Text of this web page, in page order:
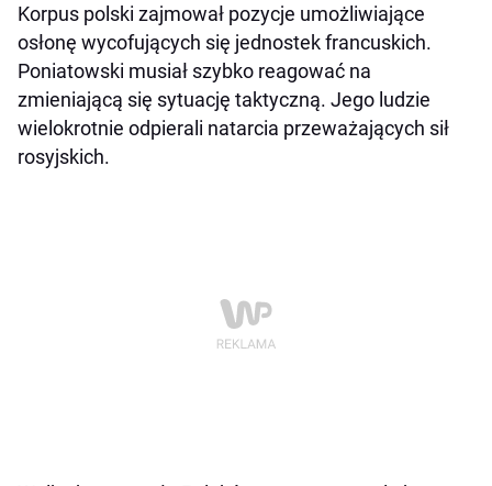
Korpus polski zajmował pozycje umożliwiające
osłonę wycofujących się jednostek francuskich.
Poniatowski musiał szybko reagować na
zmieniającą się sytuację taktyczną. Jego ludzie
wielokrotnie odpierali natarcia przeważających sił
rosyjskich.